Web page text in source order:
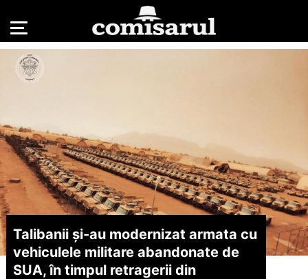
Talibanii și-au modernizat armata cu
vehiculele militare abandonate de
SUA, în timpul retragerii din